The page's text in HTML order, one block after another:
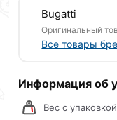
Bugatti
Оригинальный
Все товары
Информация об
Вес с